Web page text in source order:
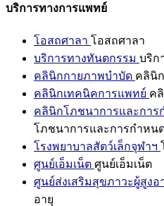
บริการทางการแพทย์
โอสถศาลา โอสถศาลา
บริการทางทันตกรรม บริก
คลินิกกายภาพบำบัด คลินิ
คลินิกเทคนิคการแพทย์ ค
คลินิกโภชนาการและการ
โภชนาการและการกำหน
โรงพยาบาลสัตว์เล็กจุฬาฯ
ศูนย์เอ็มเน็ต ศูนย์เอ็มเน็ต
ศูนย์ส่งเสริมสุขภาวะผู้สูงอ
อายุ